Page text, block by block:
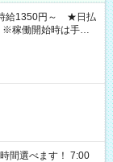
給1350円～ ★日払
稼働開始時は手続き